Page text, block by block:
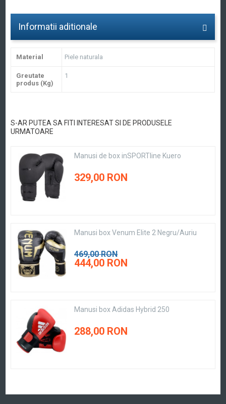
Informatii aditionale
Material Piele naturala
Greutate
produs (Kg)
1
S-AR PUTEA SA FITI INTERESAT SI DE PRODUSELE
URMATOARE
Manusi de box inSPORTline Kuero
329,00 RON
Manusi box Venum Elite 2 Negru/Auriu
469,00 RON
444,00 RON
Manusi box Adidas Hybrid 250
288,00 RON